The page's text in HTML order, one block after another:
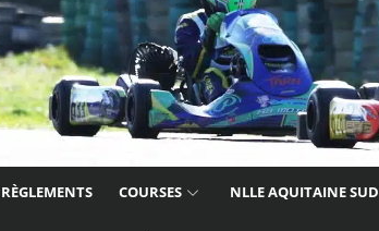
RÈGLEMENTS COURSES NLLE AQUITAINE SUD